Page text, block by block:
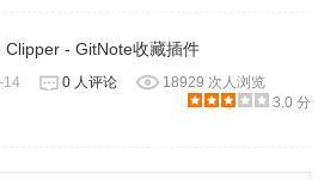
Clipper - GitNote收藏插件
14 0 人评论
18929 次人浏览
3.0 分